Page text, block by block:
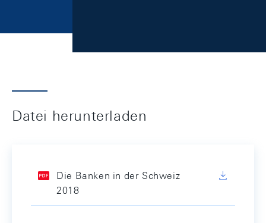
Datei herunterladen
Die Banken in der Schweiz
2018